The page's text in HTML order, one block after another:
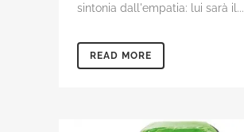
sintonia dall'empatia: lui sarà il...
READ MORE